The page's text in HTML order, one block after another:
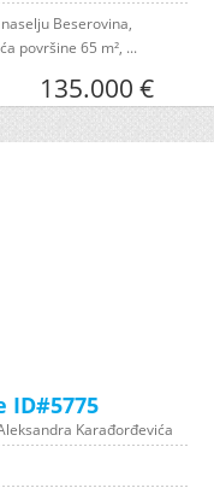
Beserovina,
površine 65 m², ...
135.000 €
ID#5775
Karađorđevića